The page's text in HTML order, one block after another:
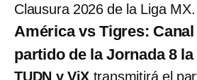
Clausura 2026 de la Liga MX.
América vs Tigres:
partido de la Jornada 8 la
TUDN y ViX transmitirá el